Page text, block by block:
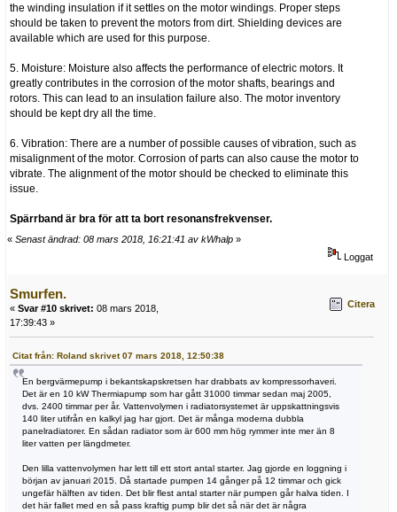
the winding insulation if it settles on the motor windings. Proper steps
should be taken to prevent the motors from dirt. Shielding devices are
available which are used for this purpose.
5. Moisture: Moisture also affects the performance of electric motors. It
greatly contributes in the corrosion of the motor shafts, bearings and
rotors. This can lead to an insulation failure also. The motor inventory
should be kept dry all the time.
6. Vibration: There are a number of possible causes of vibration, such as
misalignment of the motor. Corrosion of parts can also cause the motor to
vibrate. The alignment of the motor should be checked to eliminate this
issue.
Spärrband är bra för att ta bort resonansfrekvenser.
« Senast ändrad: 08 mars 2018, 16:21:41 av kWhalp »
Loggat
Smurfen.
« Svar #10 skrivet: 08 mars 2018,
17:39:43 »
Citera
Citat från: Roland skrivet 07 mars 2018, 12:50:38
En bergvärmepump i bekantskapskretsen har drabbats av kompressorhaveri.
Det är en 10 kW Thermiapump som har gått 31000 timmar sedan maj 2005,
dvs. 2400 timmar per år. Vattenvolymen i radiatorsystemet är uppskattningsvis
140 liter utifrån en kalkyl jag har gjort. Det är många moderna dubbla
panelradiatorer. En sådan radiator som är 600 mm hög rymmer inte mer än 8
liter vatten per längdmeter.
Den lilla vattenvolymen har lett till ett stort antal starter. Jag gjorde en loggning i
början av januari 2015. Då startade pumpen 14 gånger på 12 timmar och gick
ungefär hälften av tiden. Det blir flest antal starter när pumpen går halva tiden. I
det här fallet med en så pass kraftig pump blir det så när det är några